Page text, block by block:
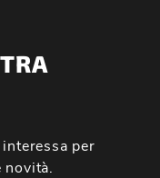
per
novità.